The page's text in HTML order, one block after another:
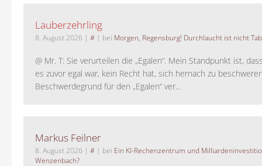
Lauberzehrling
8. August 2026 | # | bei Morgen, Regensburg! Durchlaucht ist nicht
@ Mr. T: Sie verurteilen die „Egalen“. Mein Standpunkt ist,
es zuvor egal war, kein Recht hat, sich hernach zu
Beschwerdegrund für den „Egalen“ ver...
Markus Feilner
8. August 2026 | # | bei Ein KI-Rechenzentrum und
Wenzenbach?